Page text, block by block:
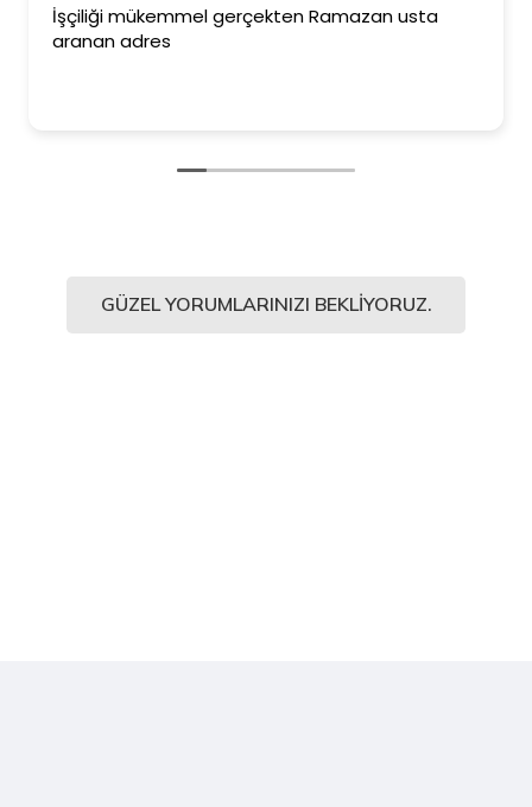
İşçiliği mükemmel gerçekten Ramazan usta
aranan adres
GÜZEL YORUMLARINIZI BEKLIYORUZ.